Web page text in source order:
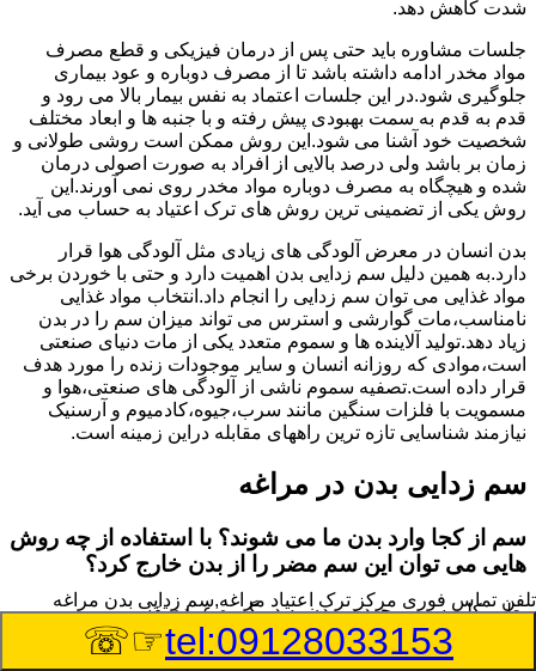
شدت کاهش دهد.
جلسات مشاوره باید حتی پس از درمان فیزیکی و قطع مصرف
مواد مخدر ادامه داشته باشد تا از مصرف دوباره و عود بیماری
جلوگیری شود.در این جلسات اعتماد به نفس بیمار بالا می رود و
قدم به قدم به سمت بهبودی پیش رفته و با جنبه ها و ابعاد مختلف
شخصیت خود آشنا می شود.این روش ممکن است روشی طولانی و
زمان بر باشد ولی درصد بالایی از افراد به صورت اصولی درمان
شده و هیچگاه به مصرف دوباره مواد مخدر روی نمی آورند.این
روش یکی از تضمینی ترین روش های ترک اعتیاد به حساب می آید.
بدن انسان در معرض آلودگی های زیادی مثل آلودگی هوا قرار
دارد.به همین دلیل سم زدایی بدن اهمیت دارد و حتی با خوردن برخی
مواد غذایی می توان سم زدایی را انجام داد.انتخاب مواد غذایی
نامناسب،مات گوارشی و استرس می تواند میزان سم را در بدن
زیاد دهد.تولید آلاینده ها و سموم متعدد یکی از مات دنیای صنعتی
است،موادی که روزانه انسان و سایر موجودات زنده را مورد هدف
قرار داده است.تصفیه سموم ناشی از آلودگی های صنعتی،هوا و
مسمویت با فلزات سنگین مانند سرب،جیوه،کادمیوم و آرسنیک
نیازمند شناسایی تازه ترین راههای مقابله دراین زمینه است.
سم زدایی بدن در مراغه
سم از کجا وارد بدن ما می شوند؟ با استفاده از چه روش
هایی می توان این سم مضر را از بدن خارج کرد؟
بطور کلی سم موجود در بدن به دو گروه عمده تقسیم می
شوند.بخش بزرگی از این سموم مثل مواد به جا مانده از سموم
گیاهی و آفت کش ها،فلزات سنگین ناشی از آلودگی هوا،انواع
تلفن تماس فوری مرکز ترک اعتیاد مراغه,سم زدایی بدن مراغه
tel:09128033153
☞☏